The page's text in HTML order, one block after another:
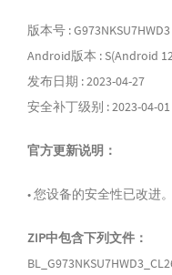
版本号 : G973NKSU7HWD3
Android版本 : S(Android
发布日期 : 2023-04-27
安全补丁级别 : 2023-04-01
官方更新说明：
• 您设备的安全性已改进。
ZIP中包含下列文件：